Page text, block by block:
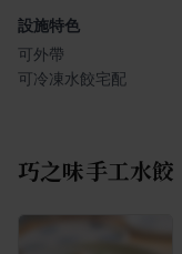
設施特色
可外帶
可冷凍水餃宅配
巧之味手工水餃